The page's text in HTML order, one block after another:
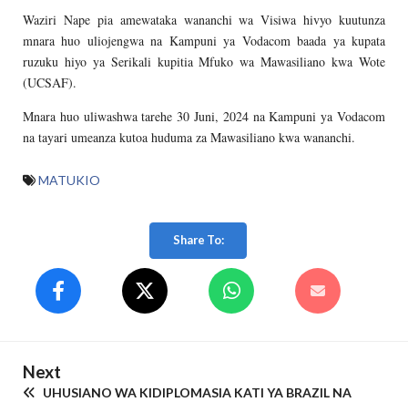
Waziri Nape pia amewataka wananchi wa Visiwa hivyo kuutunza
mnara huo uliojengwa na Kampuni ya Vodacom baada ya kupata
ruzuku hiyo ya Serikali kupitia Mfuko wa Mawasiliano kwa Wote
(UCSAF).
Mnara huo uliwashwa tarehe 30 Juni, 2024 na Kampuni ya Vodacom
na tayari umeanza kutoa huduma za Mawasiliano kwa wananchi.
MATUKIO
Share To:
Next
UHUSIANO WA KIDIPLOMASIA KATI YA BRAZIL NA